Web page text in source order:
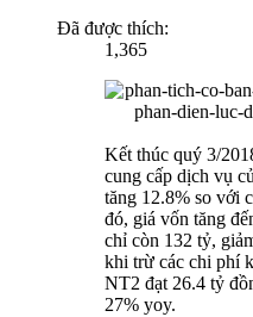
Đã được thích:
1,365
Kết thúc quý 3/
cung cấp dịch vụ
tăng 12.8% so với
đó, giá vốn tăng
chỉ còn 132 tỷ,
khi trừ các chi phí
NT2 đạt 26.4 tỷ
27% yoy.